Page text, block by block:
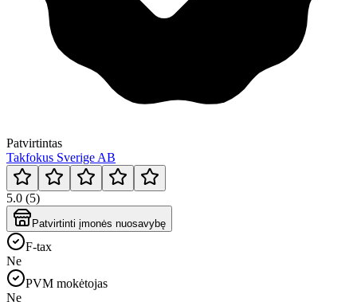
Patvirtintas
Takfokus Sverige AB
5.0 (5)
Patvirtinti įmonės nuosavybę
F-tax
Ne
PVM mokėtojas
Ne